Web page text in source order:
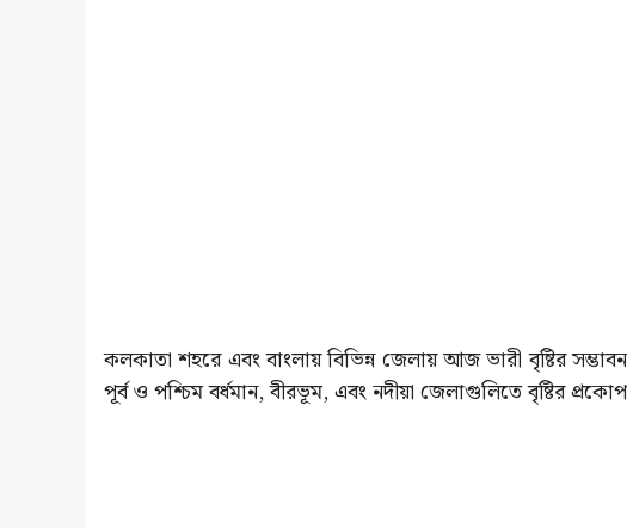
কলকাতা শহরে এবং বাংলায় বিভিন্ন জেলায় আজ ভারী বৃষ্টির
পূর্ব ও পশ্চিম বর্ধমান, বীরভূম, এবং নদীয়া জেলাগুলিতে বৃষ্টির